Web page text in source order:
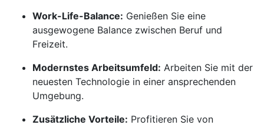
Work-Life-Balance: Genießen Sie eine
ausgewogene Balance zwischen Beruf und
Freizeit.
Modernstes Arbeitsumfeld: Arbeiten Sie mit der
neuesten Technologie in einer ansprechenden
Umgebung.
Zusätzliche Vorteile: Profitieren Sie von